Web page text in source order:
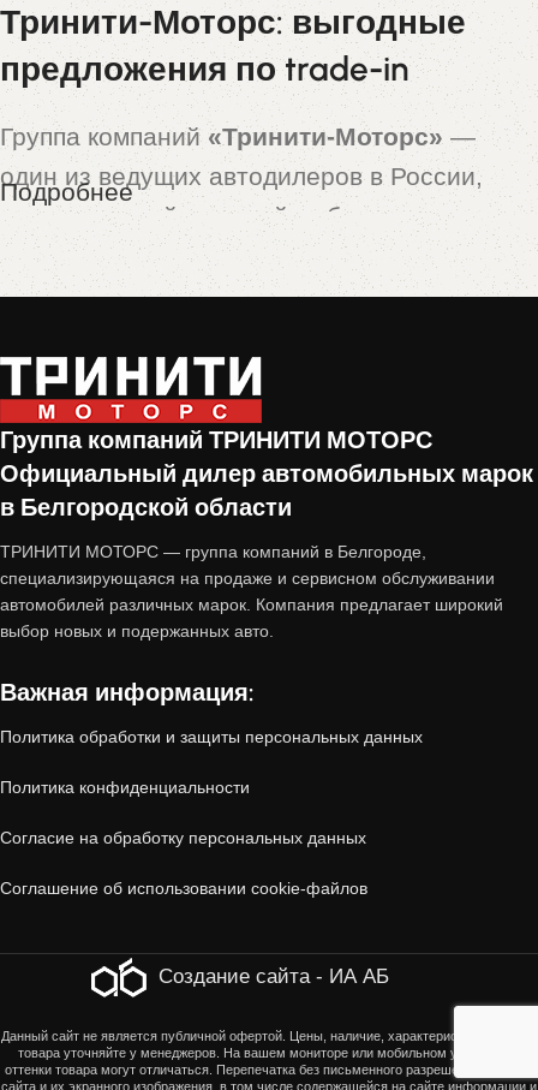
Тринити-Моторс: выгодные
предложения по trade-in
Группа компаний «Тринити-Моторс» —
один из ведущих автодилеров в России,
предлагающий широкий выбор новых и
подержанных автомобилей. Особой
популярностью пользуются машины,
автомобили с пробегом, которые прошли
тщательную проверку и подготовку перед
продажей.
Почему стоит купить авто с
пробегом от «Тринити-Моторс»?
1. Проверенное состояние
Все автомобили, принятые по trade-in,
проходятмногоэтапную диагностику
Технический осмотр
передач, ходовая часть, электроника).
Кузовная проверка(отсутствие скрытых
Юридическая чистота
(отсутствие залогов,
ограничений, корректность ПТС).
Подробнее
Группа компаний ТРИНИТИ МОТОРС
Официальный дилер автомобильных марок
в Белгородской области
ТРИНИТИ МОТОРС — группа компаний в Белгороде,
специализирующаяся на продаже и сервисном обслуживании
автомобилей различных марок. Компания предлагает широкий
выбор новых и подержанных авто.
Важная информация:
Политика обработки и защиты персональных данных
Политика конфиденциальности
Согласие на обработку персональных данных
Соглашение об использовании cookie-файлов
Создание сайта - ИА АБ
Данный сайт не является публичной офертой. Цены, наличие, характеристики, оттенки
товара уточняйте у менеджеров. На вашем мониторе или мобильном устройстве
оттенки товара могут отличаться. Перепечатка без письменного разрешения страниц
сайта и их экранного изображения, в том числе содержащейся на сайте информации и